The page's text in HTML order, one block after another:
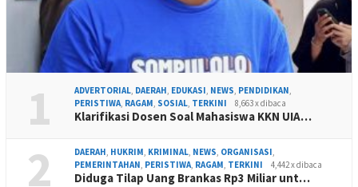
1 ADVERTORIAL DAERAH EDUKASI NEWS PENDIDIKAN
PERISTIWA RAGAM SOSIAL TERKINI 8,663 x dibaca
Klarifikasi Dosen Soal Mahasiswa KKN UIA…
2 DAERAH HUKRIM KRIMINAL NEWS ORGANISASI
PEMERINTAHAN PERISTIWA RAGAM TERKINI 4,442 x dibaca
Diduga Tilap Uang Brankas Rp3 Miliar unt…